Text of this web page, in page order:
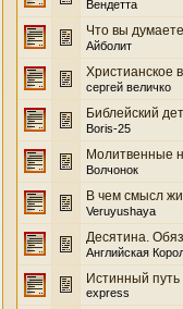
Вендетта
Что вы
Айболит
Христианское
сергей величко
Библейский
Boris-25
Молитвенные
Волчонок
В чем смысл
Veruyushaya
Десятина.
Английская
Истинный
express